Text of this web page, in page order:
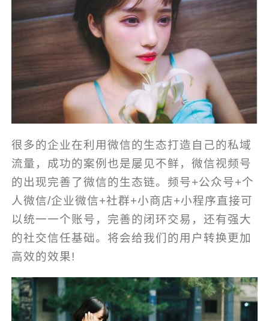
很多的企业在利用微信的生态打造自己的私域
流量，成功的案例也是屡见不鲜，微信视频号
的出现完善了微信的生态链。频号+公众号+个
人微信/企业微信+社群+小商店+小程序直接可
以统一一个账号，完善的闭环交易，还有强大
的社交信任基础。将会给我们的用户转换更加
高效的效果!